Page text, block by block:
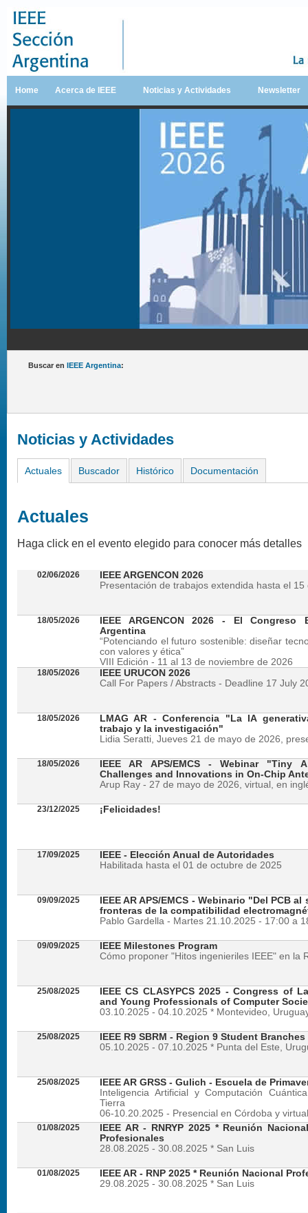
Home Acerca de IEEE Noticias y Actividades Newsletter
Buscar en IEEE Argentina:
Noticias y Actividades
Actuales Buscador Histórico Documentación
Actuales
Haga click en el evento elegido para conocer más detalles
02/06/2026
IEEE ARGENCON 2026
Presentación de trabajos extendida hasta el 15
18/05/2026
IEEE ARGENCON 2026 - El
Argentina
“Potenciando el futuro sostenible: diseñar
con valores y ética”
VIII Edición - 11 al 13 de noviembre de 2026
18/05/2026
IEEE URUCON 2026
Call For Papers / Abstracts - Deadline 17 July
18/05/2026
LMAG AR - Conferencia "La IA
trabajo y la investigación"
Lidia Seratti, Jueves 21 de mayo de 2026,
18/05/2026
IEEE AR APS/EMCS - Webinar "Tiny
Challenges and Innovations in On-Chip
Arup Ray - 27 de mayo de 2026, virtual, en
23/12/2025 ¡Felicidades!
17/09/2025
IEEE - Elección Anual de Autoridades
Habilitada hasta el 01 de octubre de 2025
09/09/2025
IEEE AR APS/EMCS - Webinario "Del PCB
fronteras de la compatibilidad
Pablo Gardella - Martes 21.10.2025 - 17:00 a
09/09/2025
IEEE Milestones Program
Cómo proponer "Hitos ingenieriles IEEE" en la
25/08/2025
IEEE CS CLASYPCS 2025 - Congress of
and Young Professionals of Computer
03.10.2025 - 04.10.2025 * Montevideo,
25/08/2025
IEEE R9 SBRM - Region 9 Student
05.10.2025 - 07.10.2025 * Punta del Este,
25/08/2025
IEEE AR GRSS - Gulich - Escuela de
Inteligencia Artificial y Computación
Tierra
06-10.20.2025 - Presencial en Córdoba y virtual
01/08/2025
IEEE AR - RNRYP 2025 * Reunión
Profesionales
28.08.2025 - 30.08.2025 * San Luis
01/08/2025
IEEE AR - RNP 2025 * Reunión Nacional
29.08.2025 - 30.08.2025 * San Luis